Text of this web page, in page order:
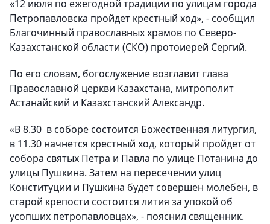
«12 июля по ежегодной традиции по улицам города
Петропавловска пройдет крестный ход», - сообщил
Благочинный православных храмов по Северо-
Казахстанской области (СКО) протоиерей Сергий.
По его словам, богослужение возглавит глава
Православной церкви Казахстана, митрополит
Астанайский и Казахстанский Александр.
«В 8.30 в соборе состоится Божественная литургия,
в 11.30 начнется крестный ход, который пройдет от
собора святых Петра и Павла по улице Потанина до
улицы Пушкина. Затем на пересечении улиц
Конституции и Пушкина будет совершен молебен, в
старой крепости состоится лития за упокой об
усопших петропавловцах», - пояснил священник.